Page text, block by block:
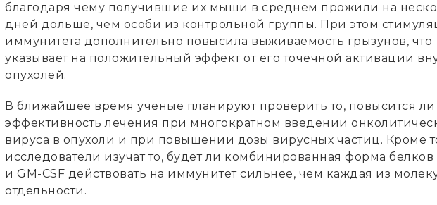
благодаря чему получившие их мыши в среднем прожили на
дней дольше, чем особи из контрольной группы. При этом
иммунитета дополнительно повысила выживаемость грызунов, что
указывает на положительный эффект от его точечной активации
опухолей.
В ближайшее время ученые планируют проверить то, повысится ли
эффективность лечения при многократном введении
вируса в опухоли и при повышении дозы вирусных частиц. Кроме
исследователи изучат то, будет ли комбинированная форма белков
и GM-CSF действовать на иммунитет сильнее, чем каждая из
отдельности.